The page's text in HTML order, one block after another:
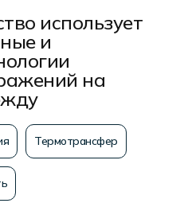
использует
и
на
Термотрансфер